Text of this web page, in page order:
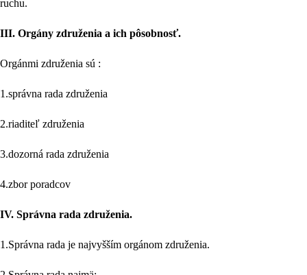
ruchu.
III. Orgány združenia a ich pôsobnosť.
Orgánmi združenia sú :
1.správna rada združenia
2.riaditeľ združenia
3.dozorná rada združenia
4.zbor poradcov
IV. Správna rada združenia.
1.Správna rada je najvyšším orgánom združenia.